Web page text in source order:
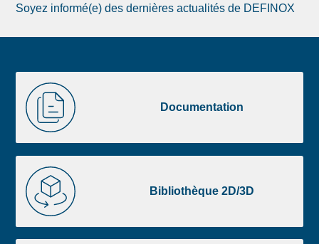
Soyez informé(e) des dernières actualités de DEFINOX
Image
de
liste
footer
Documentation
Documentation
Bibliothèque 2D/3D
Bibliothèque
2D/3D